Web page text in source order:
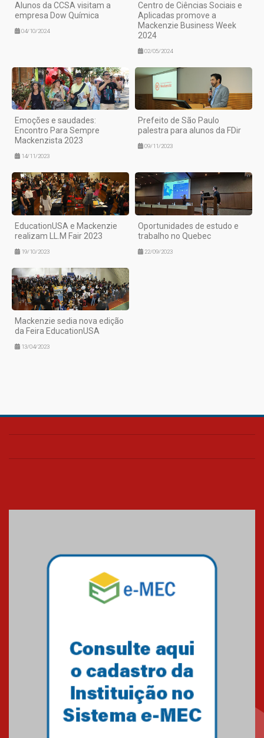
Alunos da CCSA visitam a
empresa Dow Química
04/10/2024
Centro de Ciências Sociais e
Aplicadas promove a
Mackenzie Business Week
2024
02/05/2024
Emoções e saudades:
Encontro Para Sempre
Mackenzista 2023
14/11/2023
Prefeito de São Paulo
palestra para alunos da FDir
09/11/2023
EducationUSA e Mackenzie
realizam LL.M Fair 2023
19/10/2023
Oportunidades de estudo e
trabalho no Quebec
22/09/2023
Mackenzie sedia nova edição
da Feira EducationUSA
13/04/2023